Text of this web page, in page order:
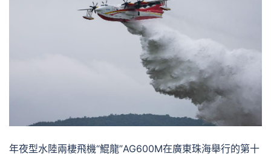
年夜型水陸兩棲飛機“鯤龍”AG600M在廣東珠海舉行的第十